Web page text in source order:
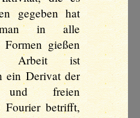
gegeben hat
in alle
Formen gießen
Arbeit ist
ein Derivat der
und freien
Fourier betrifft,